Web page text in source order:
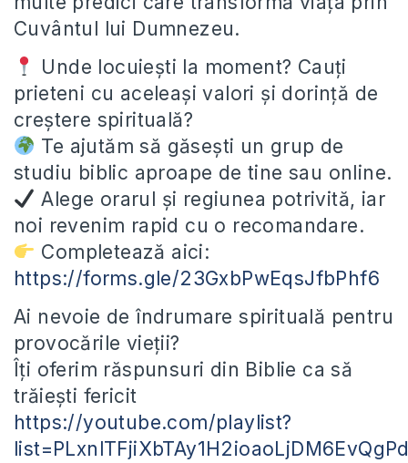
Cuvântul lui Dumnezeu.
Unde locuiești la moment? Cauți
prieteni cu aceleași valori și dorință de
creștere spirituală?
Te ajutăm să găsești un grup de
studiu biblic aproape de tine sau online.
Alege orarul și regiunea potrivită, iar
noi revenim rapid cu o recomandare.
Completează aici:
https://forms.gle/23GxbPwEqsJfbPhf6
Ai nevoie de îndrumare spirituală pentru
provocările vieții?
Îți oferim răspunsuri din Biblie ca să
trăiești fericit
https://youtube.com/playlist?